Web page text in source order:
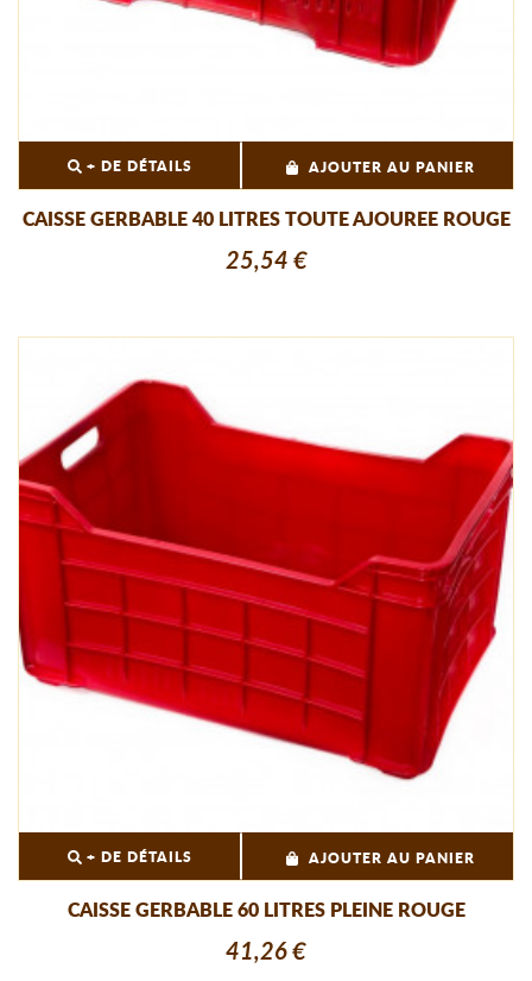
+ DE DÉTAILS AJOUTER AU PANIER
CAISSE GERBABLE 40 LITRES TOUTE AJOUREE ROUGE
25,54 €
+ DE DÉTAILS AJOUTER AU PANIER
CAISSE GERBABLE 60 LITRES PLEINE ROUGE
41,26 €